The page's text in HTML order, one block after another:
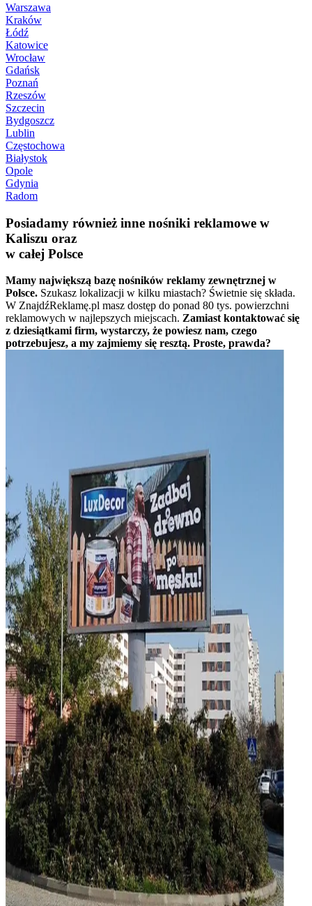
Warszawa
Kraków
Łódź
Katowice
Wrocław
Gdańsk
Poznań
Rzeszów
Szczecin
Bydgoszcz
Lublin
Częstochowa
Białystok
Opole
Gdynia
Radom
Posiadamy również inne nośniki reklamowe w
Kaliszu oraz
w całej Polsce
Mamy największą bazę nośników reklamy zewnętrznej w
Polsce. Szukasz lokalizacji w kilku miastach? Świetnie się składa.
W ZnajdźReklamę.pl masz dostęp do ponad 80 tys. powierzchni
reklamowych w najlepszych miejscach. Zamiast kontaktować się
z dziesiątkami firm, wystarczy, że powiesz nam, czego
potrzebujesz, a my zajmiemy się resztą. Proste, prawda?